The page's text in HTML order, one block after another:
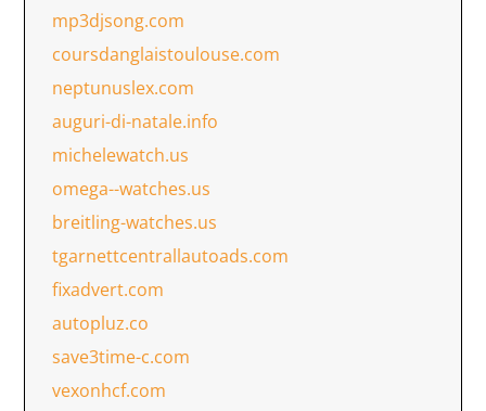
mp3djsong.com
coursdanglaistoulouse.com
neptunuslex.com
auguri-di-natale.info
michelewatch.us
omega--watches.us
breitling-watches.us
tgarnettcentrallautoads.com
fixadvert.com
autopluz.co
save3time-c.com
vexonhcf.com